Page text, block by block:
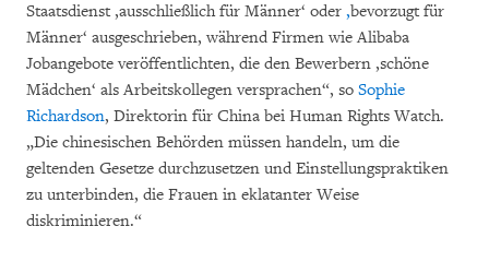
Staatsdienst ‚ausschließlich für Männer‘ oder ‚bevorzugt für
Männer‘ ausgeschrieben, während Firmen wie Alibaba
Jobangebote veröffentlichten, die den Bewerbern ‚schöne
Mädchen‘ als Arbeitskollegen versprachen“, so Sophie
Richardson, Direktorin für China bei Human Rights Watch.
„Die chinesischen Behörden müssen handeln, um die
geltenden Gesetze durchzusetzen und Einstellungspraktiken
zu unterbinden, die Frauen in eklatanter Weise
diskriminieren.“